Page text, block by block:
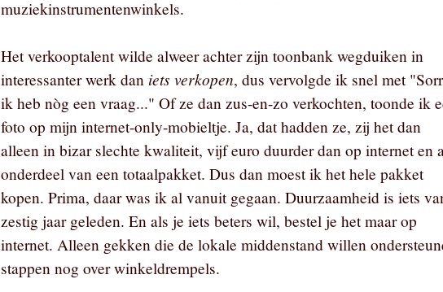
muziekinstrumentenwinkels.
Het verkooptalent wilde alweer achter zijn toonbank wegduiken in
interessanter werk dan iets verkopen, dus vervolgde ik snel met
ik heb nòg een vraag..." Of ze dan zus-en-zo verkochten, toonde ik
foto op mijn internet-only-mobieltje. Ja, dat hadden ze, zij het dan
alleen in bizar slechte kwaliteit, vijf euro duurder dan op internet en
onderdeel van een totaalpakket. Dus dan moest ik het hele pakket
kopen. Prima, daar was ik al vanuit gegaan. Duurzaamheid is iets
zestig jaar geleden. En als je iets beters wil, bestel je het maar op
internet. Alleen gekken die de lokale middenstand willen
stappen nog over winkeldrempels.